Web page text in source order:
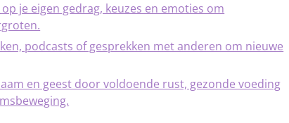
je eigen gedrag, keuzes en emoties om
podcasts of gesprekken met anderen om nieuwe
en geest door voldoende rust, gezonde voeding